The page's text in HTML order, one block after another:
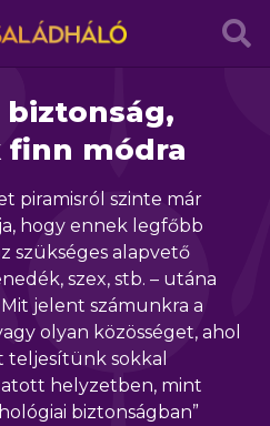
finn módra
piramisról szinte már
hogy ennek legfőbb
szükséges alapvető
szex, stb. – utána
jelent számunkra a
olyan közösséget, ahol
teljesítünk sokkal
helyzetben, mint
biztonságban”